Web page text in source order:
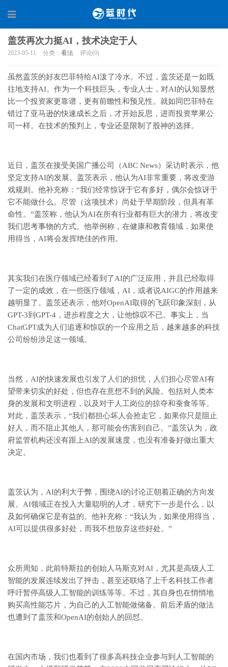
盖茨再次力挺AI，技术决定于人
2023-05-11 分类： 看法 评论(0)
虽然盖茨的好友巴菲特给AI泼了冷水。不过，盖茨还是一如既
往地支持AI。作为一个科技巨头，专业人士，对AI的认知显然
比一个投资家更靠谱，更有前瞻性和预见性。就如同巴菲特在
错过了亚马逊的快速成长之后，才开始反思，进而投资苹果公
司一样。在技术的预判上，专业还是限制了股神的选择。
近日，盖茨在接受美国广播公司（ABC News）采访时表示，他
坚定支持AI的发展。盖茨表示，他认为AI非常重要，将改变游
戏规则。他补充称：“我们经常惊讶于它有多好，偶尔会惊讶于
它不能做什么。尽管（这项技术）尚处于早期阶段，但具有革
命性。”盖茨称，他认为AI在所有行业都有巨大的潜力，将改变
我们思考事物的方式。他举例称，在健康和教育领域，如果使
用得当，AI将会发挥绝佳的作用。
其实我们在医疗领域已经看到了AI的广泛应用，并且已经取得
了一定的成效，在一些医疗领域，AI，或者说AIGC的作用越来
越明显了。盖茨还表示，他对OpenAI取得的飞跃印象深刻，从
GPT-3到GPT-4，进步程度之大，让他惊叹不已。事实上，当
ChatGPT成为人们追逐和惊叹的一个应用之后，越来越多的科技
公司纷纷涉足这一领域。
当然，AI的快速发展也引发了人们的担忧，人们担心尽管AI有
望带来切实的好处，但也存在意想不到的风险。包括对人类本
身的发展和文明进程，以及对于人工岗位的掠夺和蚕食等等。
对此，盖茨表示，“我们都担心坏人会抢走它，如果你只是阻止
好人，而不阻止其他人，那可能会伤害到自己。”盖茨认为，政
府监管机构还没有跟上AI的发展速度，也没有准备好做出重大
决定。
盖茨认为，AI的利大于弊，围绕AI的讨论正朝着正确的方向发
展。AI领域正在投入大量聪明的人才，研究下一步是什么，以
及如何确保它是有益的。他补充称：“我认为，如果使用得当，
AI可以提供很多好处，而我不想放弃这些好处。”
众所周知，此前特斯拉的创始人马斯克对AI，尤其是高级人工
智能的发展连续发出了抨击，甚至还联络了上千名科技工作者
呼吁暂停高级人工智能的训练等等。不过，其自身也在悄悄地
购买高性能芯片，为自己的人工智能做储备。前后矛盾的做法
也遭到了盖茨和OpenAI的创始人的回怼。
在国内市场，我们也看到了很多高科技企业参与到人工智能的